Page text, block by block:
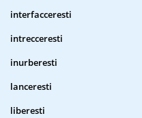
interfacceresti
intrecceresti
inurberesti
lanceresti
liberesti